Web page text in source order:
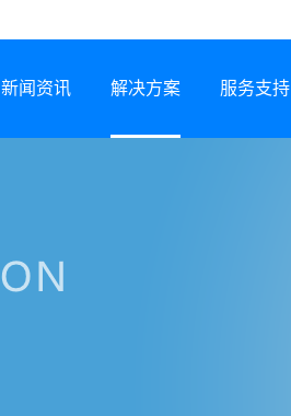
新闻资讯
展会信息
解决方案 服务支持